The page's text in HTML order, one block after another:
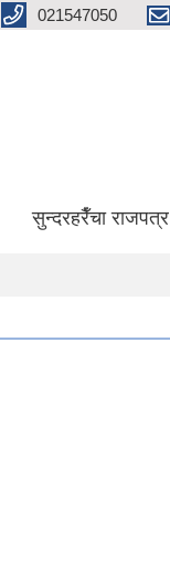
021547050
सुन्दरहरैँचा राजपत्र